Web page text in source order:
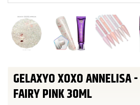
GELAXYO XOXO ANNELISA
FAIRY PINK 30ML